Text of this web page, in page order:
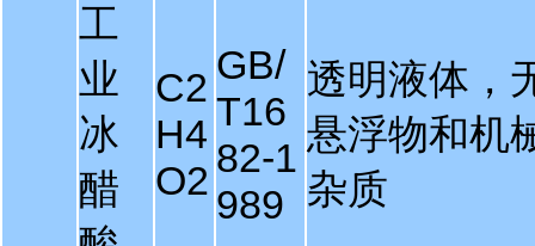
工
业
冰
醋
C2
H4
O2
GB/
T16
82-1
989
透明液体，
悬浮物和机
杂质